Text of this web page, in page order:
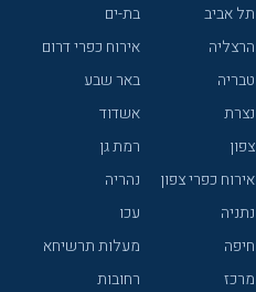
תל אביב
הרצליה
טבריה
נצרת
צפון
אירוח כפרי צפון
נתניה
חיפה
מרכז
בת-ים
אירוח כפרי דרום
באר שבע
אשדוד
רמת גן
נהריה
עכו
מעלות תרשיחא
רחובות